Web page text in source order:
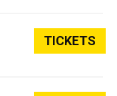
TICKETS